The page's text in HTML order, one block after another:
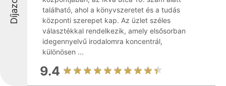
található, ahol a könyvszeretet és a tudás
központi szerepet kap. Az üzlet széles
választékkal rendelkezik, amely elsősorban
idegennyelvű irodalomra koncentrál,
különösen ...
9.4